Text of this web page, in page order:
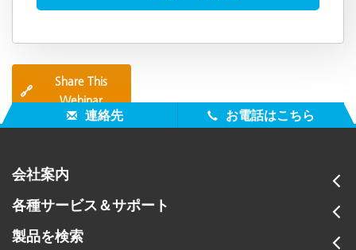
🔗
Share This
Webinar
連絡先 お電話はこちら
会社案内
各種サービス＆サポート
製品を検索